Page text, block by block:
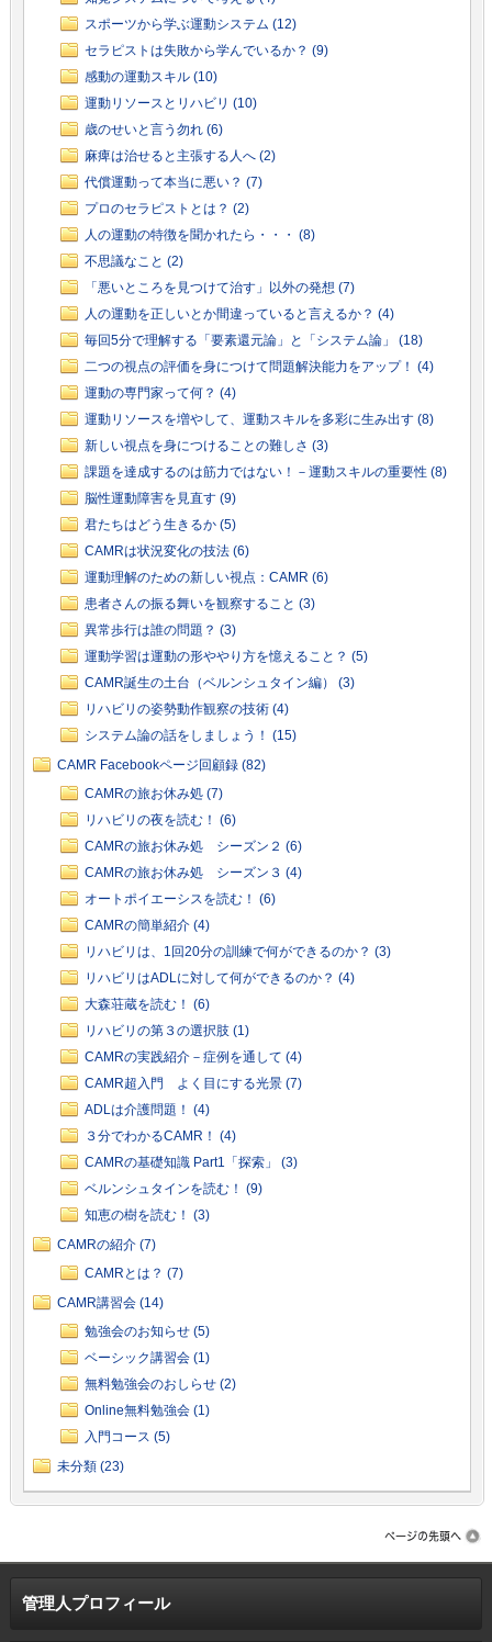
スポーツから学ぶ運動システム (12)
セラピストは失敗から学んでいるか？ (9)
感動の運動スキル (10)
運動リソースとリハビリ (10)
歳のせいと言う勿れ (6)
麻痺は治せると主張する人へ (2)
代償運動って本当に悪い？ (7)
プロのセラピストとは？ (2)
人の運動の特徴を聞かれたら・・・ (8)
不思議なこと (2)
「悪いところを見つけて治す」以外の発想 (7)
人の運動を正しいとか間違っていると言えるか？ (4)
毎回5分で理解する「要素還元論」と「システム論」 (18)
二つの視点の評価を身につけて問題解決能力をアップ！ (4)
運動の専門家って何？ (4)
運動リソースを増やして、運動スキルを多彩に生み出す (8)
新しい視点を身につけることの難しさ (3)
課題を達成するのは筋力ではない！－運動スキルの重要性 (8)
脳性運動障害を見直す (9)
君たちはどう生きるか (5)
CAMRは状況変化の技法 (6)
運動理解のための新しい視点：CAMR (6)
患者さんの振る舞いを観察すること (3)
異常歩行は誰の問題？ (3)
運動学習は運動の形ややり方を憶えること？ (5)
CAMR誕生の土台（ベルンシュタイン編） (3)
リハビリの姿勢動作観察の技術 (4)
システム論の話をしましょう！ (15)
CAMR Facebookページ回顧録 (82)
CAMRの旅お休み処 (7)
リハビリの夜を読む！ (6)
CAMRの旅お休み処 シーズン２ (6)
CAMRの旅お休み処 シーズン３ (4)
オートポイエーシスを読む！ (6)
CAMRの簡単紹介 (4)
リハビリは、1回20分の訓練で何ができるのか？ (3)
リハビリはADLに対して何ができるのか？ (4)
大森荘蔵を読む！ (6)
リハビリの第３の選択肢 (1)
CAMRの実践紹介－症例を通して (4)
CAMR超入門 よく目にする光景 (7)
ADLは介護問題！ (4)
３分でわかるCAMR！ (4)
CAMRの基礎知識 Part1「探索」 (3)
ベルンシュタインを読む！ (9)
知恵の樹を読む！ (3)
CAMRの紹介 (7)
CAMRとは？ (7)
CAMR講習会 (14)
勉強会のお知らせ (5)
ベーシック講習会 (1)
無料勉強会のおしらせ (2)
Online無料勉強会 (1)
入門コース (5)
未分類 (23)
管理人プロフィール